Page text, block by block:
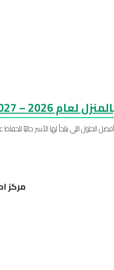
2026 – 2027
الحلول اللي بتلجأ لها الأسر حاليًا
مركز